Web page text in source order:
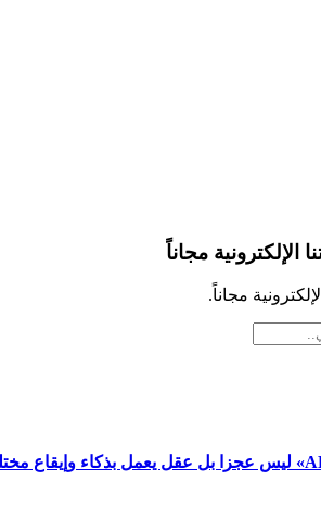
مجاناً
مجاناً.